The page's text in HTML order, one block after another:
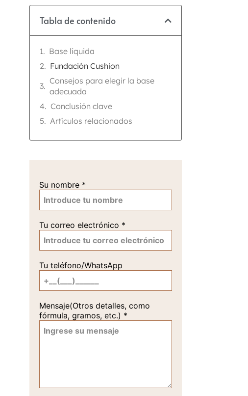
Tabla de contenido
Base líquida
Fundación Cushion
Consejos para elegir la base
adecuada
Conclusión clave
Artículos relacionados
Su nombre *
Tu correo electrónico *
Tu teléfono/WhatsApp
Mensaje(Otros detalles, como
fórmula, gramos, etc.) *